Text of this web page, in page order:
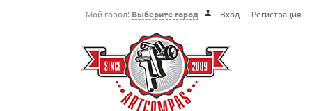
Мой город: Выберите город Вход Регистрация